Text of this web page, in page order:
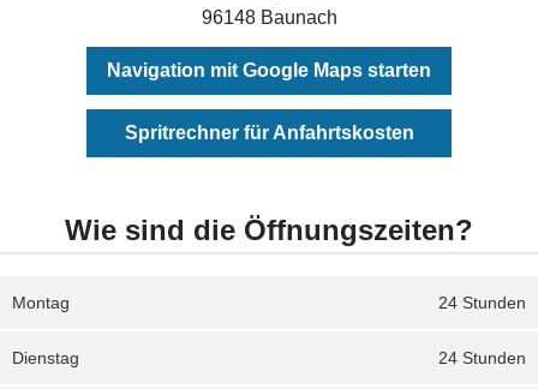
96148 Baunach
Navigation mit Google Maps starten
Spritrechner für Anfahrtskosten
Wie sind die Öffnungszeiten?
24 Stunden
Montag
24 Stunden
Dienstag